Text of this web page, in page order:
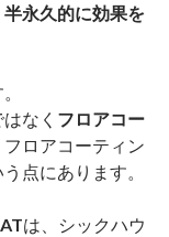
半永久的に効果を
なく フロアコー
ロアコーティン
点にあります。
は、シックハウ